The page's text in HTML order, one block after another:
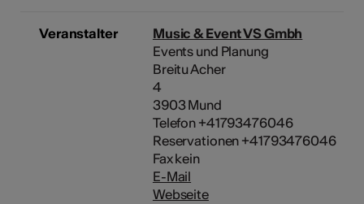
Veranstalter
Music & Event VS Gmbh
Events und Planung
Breitu Acher
4
3903 Mund
Telefon +41793476046
Reservationen +41793476046
Fax kein
E-Mail
Webseite